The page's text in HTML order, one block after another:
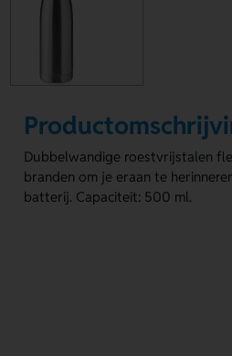
Dubbelwandige roestvrijstalen
branden om je eraan te
batterij. Capaciteit: 500 ml.